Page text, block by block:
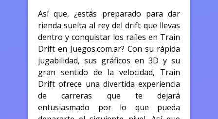
Así que, ¿estás preparado para dar
rienda suelta al rey del drift que llevas
dentro y conquistar los raíles en Train
Drift en Juegos.com.ar? Con su rápida
jugabilidad, sus gráficos en 3D y su
gran sentido de la velocidad, Train
Drift ofrece una divertida experiencia
de carreras que te dejará
entusiasmado por lo que pueda